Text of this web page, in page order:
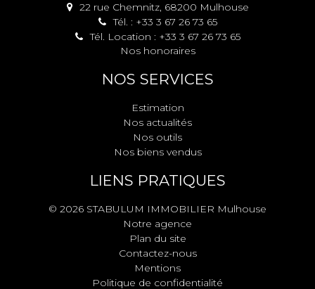
22 rue Chemnitz, 68200 Mulhouse
Tél. : +33 3 67 26 73 65
Tél. Location : +33 3 67 26 73 65
Nos honoraires
NOS SERVICES
Estimation
Nos actualités
Nos outils
Nos biens vendus
LIENS PRATIQUES
© 2026 STABULUM IMMOBILIER Mulhouse
Notre agence
Plan du site
Contactez-nous
Mentions
Politique de confidentialité